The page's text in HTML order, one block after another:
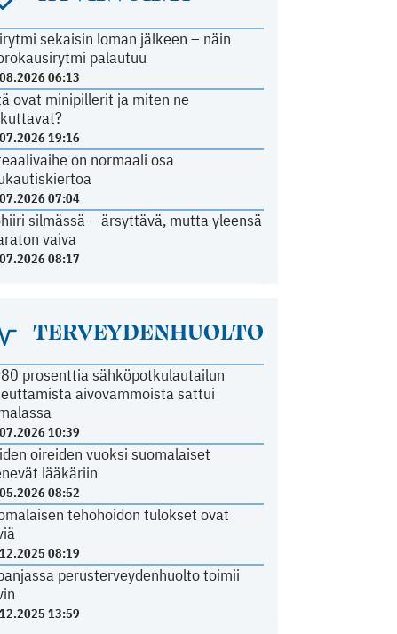
sekaisin loman jälkeen – näin
palautuu
06:13
ovat minipillerit ja miten ne
19:16
on normaali osa
07:04
silmässä – ärsyttävä, mutta yleensä
vaiva
08:17
TERVEYDENHUOLTO
prosenttia sähköpotkulautailun
aivovammoista sattui
10:39
oireiden vuoksi suomalaiset
lääkäriin
08:52
tehohoidon tulokset ovat
08:19
perusterveydenhuolto toimii
13:59